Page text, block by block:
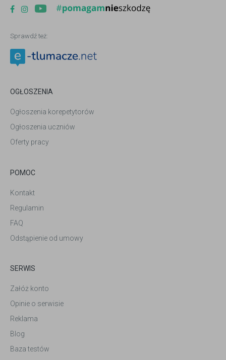
Sprawdź też:
OGŁOSZENIA
Ogłoszenia korepetytorów
Ogłoszenia uczniów
Oferty pracy
POMOC
Kontakt
Regulamin
FAQ
Odstąpienie od umowy
SERWIS
Załóż konto
Opinie o serwisie
Reklama
Blog
Baza testów